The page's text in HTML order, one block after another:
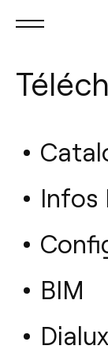
Infos
BIM
Dialux